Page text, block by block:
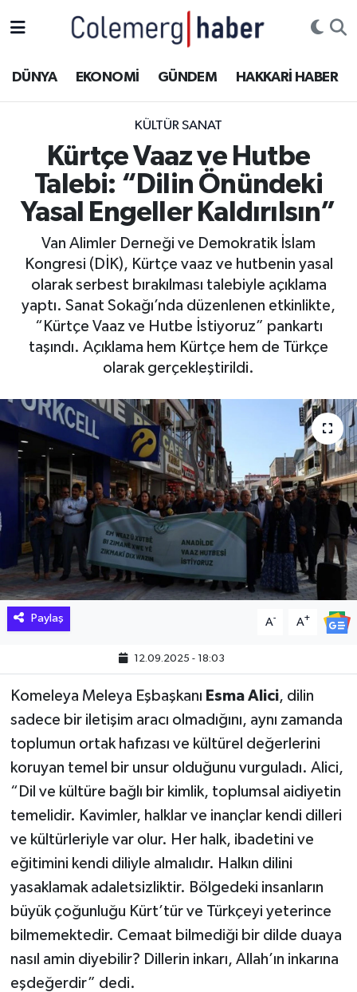
DÜNYA EKONOMİ GÜNDEM HAKKARİ HABER
KÜLTÜR SANAT
Kürtçe Vaaz ve Hutbe
Talebi: “Dilin Önündeki
Yasal Engeller Kaldırılsın”
Van Alimler Derneği ve Demokratik İslam
Kongresi (DİK), Kürtçe vaaz ve hutbenin yasal
olarak serbest bırakılması talebiyle açıklama
yaptı. Sanat Sokağı’nda düzenlenen etkinlikte,
“Kürtçe Vaaz ve Hutbe İstiyoruz” pankartı
taşındı. Açıklama hem Kürtçe hem de Türkçe
olarak gerçekleştirildi.
Paylaş A- A+
12.09.2025 - 18:03
Komeleya Meleya Eşbaşkanı Esma Alici, dilin
sadece bir iletişim aracı olmadığını, aynı zamanda
toplumun ortak hafızası ve kültürel değerlerini
koruyan temel bir unsur olduğunu vurguladı. Alici,
“Dil ve kültüre bağlı bir kimlik, toplumsal aidiyetin
temelidir. Kavimler, halklar ve inançlar kendi dilleri
ve kültürleriyle var olur. Her halk, ibadetini ve
eğitimini kendi diliyle almalıdır. Halkın dilini
yasaklamak adaletsizliktir. Bölgedeki insanların
büyük çoğunluğu Kürt’tür ve Türkçeyi yeterince
bilmemektedir. Cemaat bilmediği bir dilde duaya
nasıl amin diyebilir? Dillerin inkarı, Allah’ın inkarına
eşdeğerdir” dedi.
ASAYİŞ
DOĞA
DÜNYA
EĞİTİM
EKONOMİ
GÜNDEM
İLGİNÇ HABERLER
KADIN
KÜLTÜR SANAT
MAGAZİN
MAKALE
POLİTİKA
REKLAM
SAĞLIK
SİYASET
SPOR
TARİH
YAŞAM
Hakkâri Hava Durumu
Hakkâri Trafik Yoğunluk Haritası
Süper Lig Puan Durumu ve Fikstür
Tüm Manşetler
Son Dakika Haberleri
Haber Arşivi